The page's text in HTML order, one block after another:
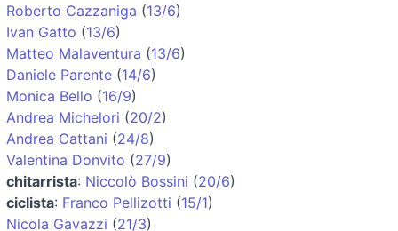
Roberto Cazzaniga (13/6)
Ivan Gatto (13/6)
Matteo Malaventura (13/6)
Daniele Parente (14/6)
Monica Bello (16/9)
Andrea Michelori (20/2)
Andrea Cattani (24/8)
Valentina Donvito (27/9)
chitarrista: Niccolò Bossini (20/6)
ciclista: Franco Pellizotti (15/1)
Nicola Gavazzi (21/3)